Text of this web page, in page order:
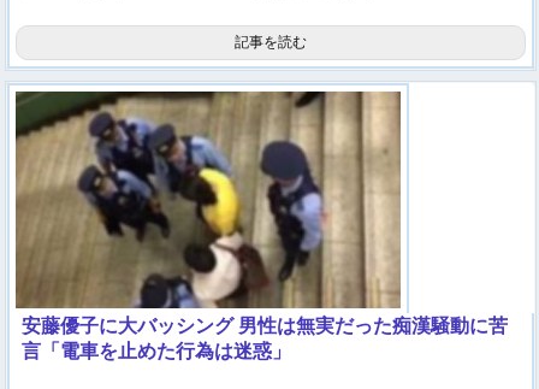
記事を読む
安藤優子に大バッシング 男性は無実だった痴漢騒動に苦
言「電車を止めた行為は迷惑」